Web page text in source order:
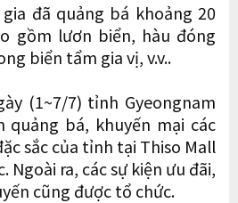
đã quảng bá khoảng 20
gồm lươn biển, hàu đóng
biển tẩm gia vị, v.v..
(1~7/7) tỉnh Gyeongnam
quảng bá, khuyến mại các
sắc của tỉnh tại Thiso Mall
Ngoài ra, các sự kiện ưu đãi,
cũng được tổ chức.